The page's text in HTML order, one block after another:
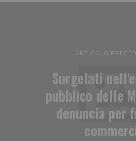
ARTICOLO
Surgelati
pubblico delle
denuncia per